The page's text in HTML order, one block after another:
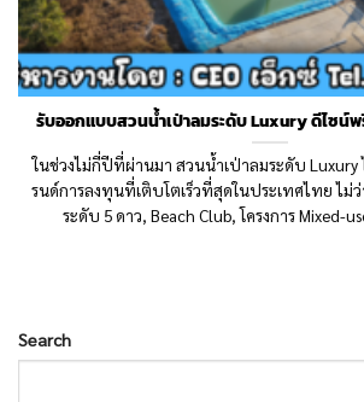
รับออกแบบสวนน้ำเป่าลมระดับ Luxury ดีไซน์พ
ในช่วงไม่กี่ปีที่ผ่านมา สวนน้ำเป่าลมระดับ Luxury
รนด์การลงทุนที่เติบโตเร็วที่สุดในประเทศไทย ไม่ว่
ระดับ 5 ดาว, Beach Club, โครงการ Mixed-
Search